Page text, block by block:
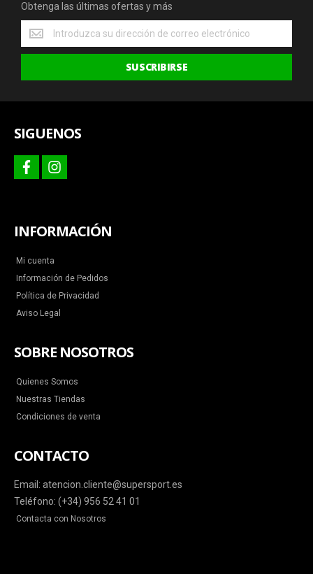
Obtenga las últimas ofertas y más
Obtenga
las
últimas
y
SUSCRIBIRSE
SIGUENOS
facebookinstagram
INFORMACIÓN
Mi cuenta
Información de Pedidos
Política de Privacidad
Aviso Legal
SOBRE NOSOTROS
Quienes Somos
Nuestras Tiendas
Condiciones de venta
CONTACTO
Email: atencion.cliente@supersport.es
Teléfono: (+34) 956 52 41 01
Contacta con Nosotros